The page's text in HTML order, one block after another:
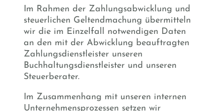
Im Rahmen der Zahlungsabwicklung und
steuerlichen Geltendmachung übermitteln
wir die im Einzelfall notwendigen Daten
an den mit der Abwicklung beauftragten
Zahlungsdienstleister unseren
Buchhaltungsdienstleister und unseren
Steuerberater.
Im Zusammenhang mit unseren internen
Unternehmensprozessen setzen wir